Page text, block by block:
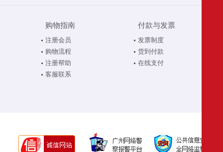
购物指南
注册会员
购物流程
注册帮助
客服联系
付款与发票
发票制度
货到付款
在线支付